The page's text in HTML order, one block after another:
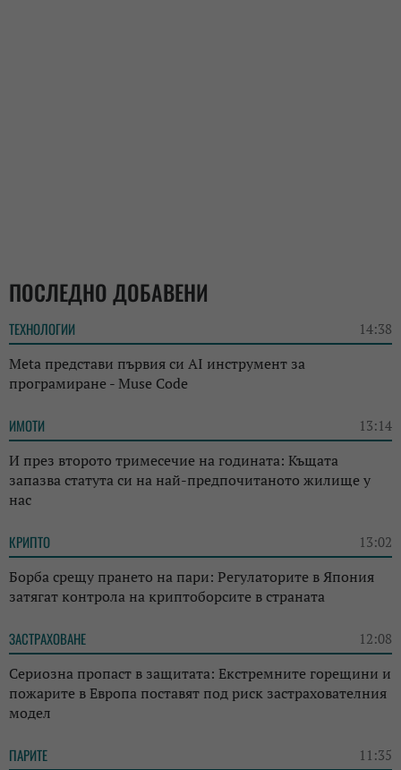
ПОСЛЕДНО ДОБАВЕНИ
ТЕХНОЛОГИИ 14:38
Meta представи първия си AI инструмент за
програмиране - Muse Code
ИМОТИ 13:14
И през второто тримесечие на годината: Къщата
запазва статута си на най-предпочитаното жилище у
нас
КРИПТО 13:02
Борба срещу прането на пари: Регулаторите в Япония
затягат контрола на криптоборсите в страната
ЗАСТРАХОВАНЕ 12:08
Сериозна пропаст в защитата: Екстремните горещини и
пожарите в Европа поставят под риск застрахователния
модел
ПАРИТЕ 11:35